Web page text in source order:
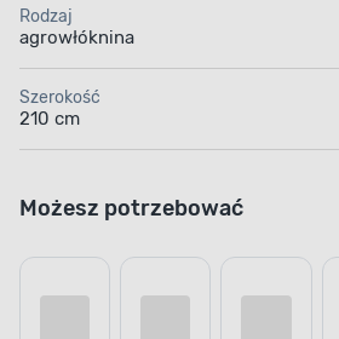
Rodzaj
agrowłóknina
Szerokość
210 cm
Możesz potrzebować